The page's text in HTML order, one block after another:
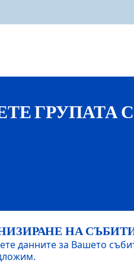
ГРУПАТА
НА
данните за Вашето